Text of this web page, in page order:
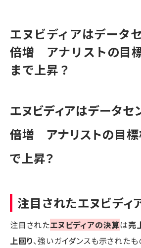
エヌビディアはデータ
倍増 アナリストの目
まで上昇？
エヌビディアはデータ
倍増 アナリストの目標
で上昇？
注目されたエヌビディ
注目されたエヌビディアの決算は売
上回り、強いガイダンスも示された